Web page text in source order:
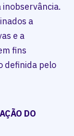
a
e a
fins
definida pelo
DO